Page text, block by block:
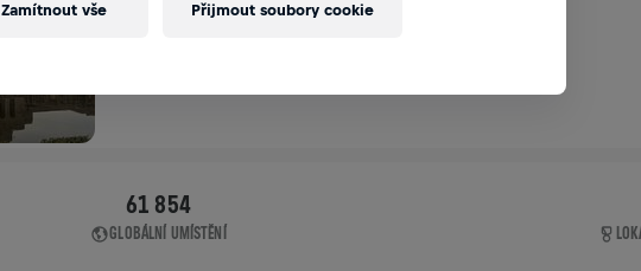
TOKYO
61 854
GLOBÁLNÍ UMÍSTĚNÍ
Zamítnout vše Přijmout soubory cookie